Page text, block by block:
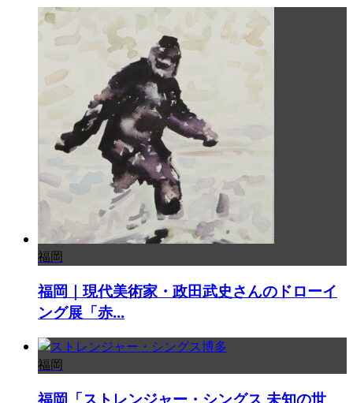
福岡
福岡｜現代美術家・政田武史さんのドローイ
ング展「赤...
福岡
福岡「ストレンジャー・シングス 未知の世